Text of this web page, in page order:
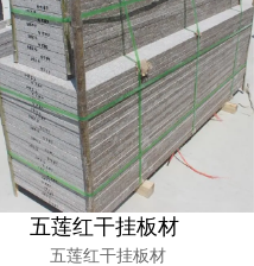
五莲红干挂板材
五莲红干挂板材